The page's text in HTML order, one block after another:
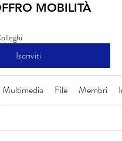
MOBILITÀ
Iscriviti
Multimedia File Membri